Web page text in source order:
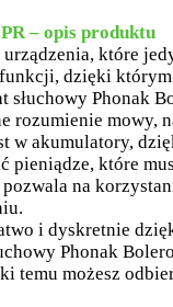
– opis produktu
urządzenia, które
dzięki którym
słuchowy Phonak
rozumienie mowy,
w akumulatory,
pieniądze, które
na
i dyskretnie
Phonak
temu możesz